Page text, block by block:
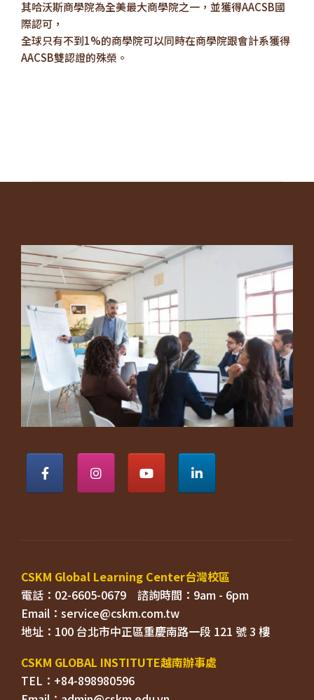
其哈沃斯商學院為全美最大商學院之一，並獲得AACSB國
際認可，
全球只有不到1%的商學院可以同時在商學院跟會計系獲得
AACSB雙認證的殊榮。
電話：02-6605-0679
Email：
TEL：+84-898980596